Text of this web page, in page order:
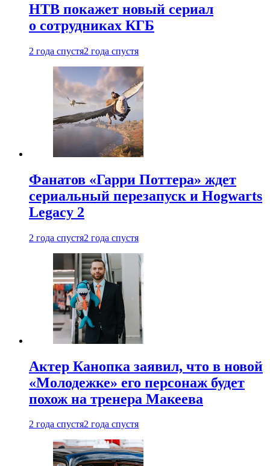
НТВ покажет новый сериал
о сотрудниках КГБ
2 года спустя2 года спустя
Фанатов «Гарри Поттера» ждет
сериальный перезапуск и Hogwarts
Legacy 2
2 года спустя2 года спустя
Актер Канопка заявил, что в новой
«Молодежке» его персонаж будет
похож на тренера Макеева
2 года спустя2 года спустя